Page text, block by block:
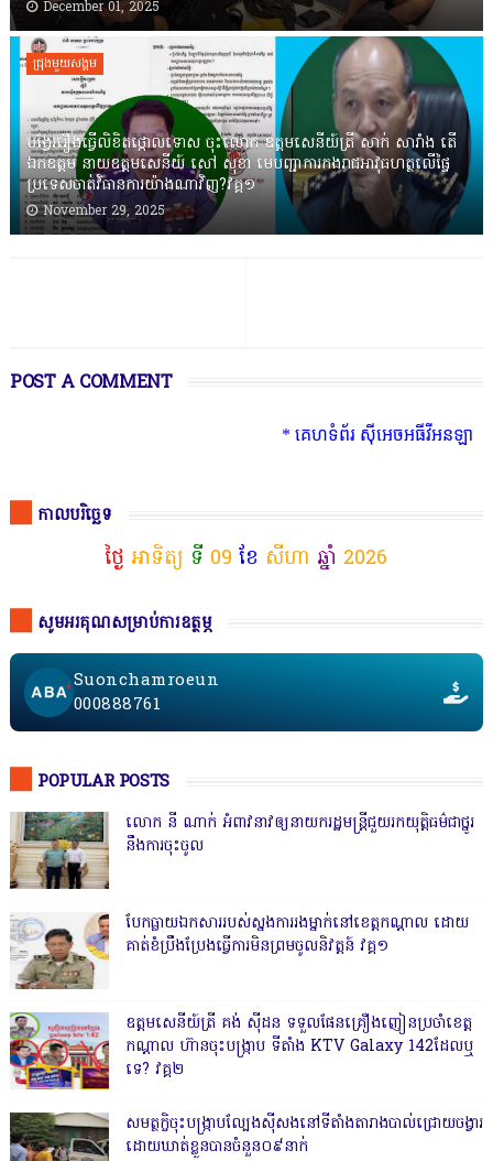
December 01, 2025
ជ្រុងមួយសង្គម
បង្វែររឿងធ្វើលិខិតថ្កោលទោស ចុះលោក ឧត្តមសេនីយ៍ត្រី សាក់ សារាំង តើ
ឯកឧត្តម នាយឧត្តមសេនីយ៍ សៅ សុខា មេបញ្ជាការកងរាជអាវុធហត្ថលើផ្ទៃ
ប្រទេសចាត់វិធានការយ៉ាងណាវិញ?វគ្គ១
November 29, 2025
POST A COMMENT
* គេហទំព័រ ស៊ីអេចអធីវីអនឡាញ ជាព័ត៌មា
កាលបរិច្ឆេទ
ថ្ងៃ អាទិត្យ ទី 09 ខែ សីហា ឆ្នាំ 2026
សូមអរគុណសម្រាប់ការឧត្ថម្ភ
Suonchamroeun
000888761
POPULAR POSTS
លោក នី ណាក់ អំពាវនាវឲ្យនាយករដ្ឋមន្ត្រីជួយរកយុត្តិធម៌ជាថ្នូរ
នឹងការចុះចូល
បែកធ្លាយឯកសាររបស់ស្នងការរងម្នាក់នៅខេត្តកណ្ដាល ដោយ
គាត់ខំប្រឹងប្រែងធ្វើការមិនព្រមចូលនិវត្តន៍ វគ្គ១
ឧត្តមសេនីយ៍ត្រី គង់ ស៊ីដន ទទួលផែនគ្រឿងញៀនប្រចាំខេត្ត
កណ្តាល ហ៊ានចុះបង្ក្រាប ទីតាំង KTV Galaxy 142ដែលឬ
ទេ? វគ្គ២
សមត្ថកិ្ចចុះបង្ក្រាបល្បែងស៊ីសងនៅទីតាំងតារាងបាល់ជ្រោយចង្វារ
ដោយឃាត់ខ្លួនបានចំនួន០៩នាក់